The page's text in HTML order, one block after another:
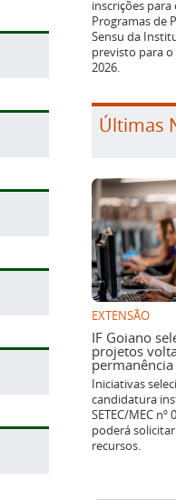
inscrições
Programas de
Sensu da
previsto para
2026.
Últimas
EXTENSÃO
IF Goiano
projetos
Iniciativas
candidatura
SETEC/MEC
poderá
recursos.